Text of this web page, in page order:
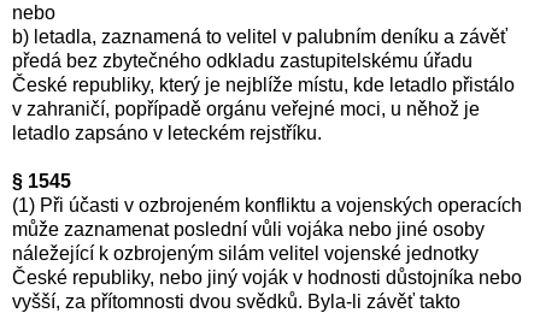
nebo
b) letadla, zaznamená to velitel v palubním deníku a závěť
předá bez zbytečného odkladu zastupitelskému úřadu
České republiky, který je nejblíže místu, kde letadlo přistálo
v zahraničí, popřípadě orgánu veřejné moci, u něhož je
letadlo zapsáno v leteckém rejstříku.
§ 1545
(1) Při účasti v ozbrojeném konfliktu a vojenských operacích
může zaznamenat poslední vůli vojáka nebo jiné osoby
náležející k ozbrojeným silám velitel vojenské jednotky
České republiky, nebo jiný voják v hodnosti důstojníka nebo
vyšší, za přítomnosti dvou svědků. Byla-li závěť takto